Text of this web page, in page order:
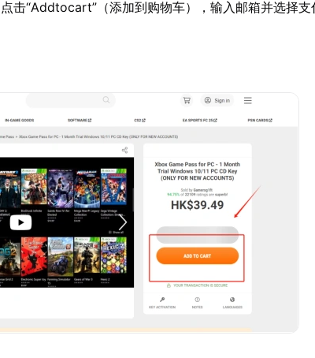
击“Addtocart”（添加到购物车），输入邮箱并选择支